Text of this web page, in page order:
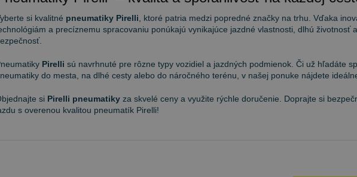
si kvalitné pneumatiky Pirelli , ktoré patria medzi popredné značky na trhu. Vďaka
a precíznemu spracovaniu ponúkajú vynikajúce jazdné vlastnosti, dlhú životnosť
Pirelli sú navrhnuté pre rôzne typy vozidiel a jazdných podmienok. Či už hľadáte
do mesta, na dlhé cesty alebo do náročného terénu, v našej ponuke nájdete
si Pirelli pneumatiky za skvelé ceny a využite rýchle doručenie. Doprajte si
s overenou kvalitou pneumatík Pirelli!